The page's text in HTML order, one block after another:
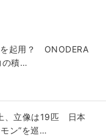
起用？ ONODERA
の積…
、立像は19匹 日本
ン”を巡…